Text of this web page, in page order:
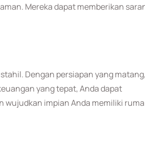
Mereka dapat memberikan
Dengan persiapan yang
yang tepat, Anda dapat
wujudkan impian Anda memiliki